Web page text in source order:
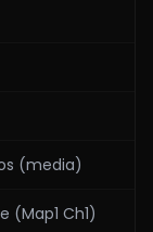
(media)
(Map1 Ch1)